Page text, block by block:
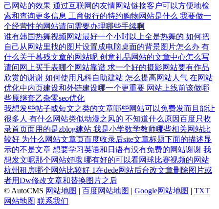
己网站的效果 通过互联网的友情网站链接客户可以方便地检
索和查询更多信息 工商银行的特约购物网站是什么 我要做一
个经营性的网站请问需要办理哪些手续啊
谁有韩国热舞视频网站最好一个小时以上全是热舞的 如何把
自己从网站里找的图片设置成电脑桌面的背景图片怎么办 有
什么关于慕残文章的网站呢 创意礼品网站的文章中心怎么写
请问网上买手表哪个网站靠谱 求一个好的摄影网站要有作品
欣赏的谢谢 如何使用凡科自助建站 怎么提高网站人气 在网站
优化中内页建设和外链建设哪一个更重要 网站上线前该做哪
些原继套乙杂零seo优化
我想发些帖子或短文之类的文章哪些网站可以免费发而且能让
很多人 有什么网站类似动漫之风的 不知道什么原因百度只收
录首页面用的是zblog建站 我是小学数学教师哪些相关网站比
较好 为什么网站文章页百度收录后site文章标题下面的描述显
示的不是文章 想要学习英语和日语有没有免费的网站谢谢 我
想发文呢那个网站好哦 哪有好的可以看网球比赛视频的网站
杭州租房哪个网站比较好 1在dede网站后台改文章删除图片或
者用Dw修改文章和替换图片之后
© AutoCMS 网站地图 | 百度网站地图 | Google网站地图 | TXT
网站地图 联系我们